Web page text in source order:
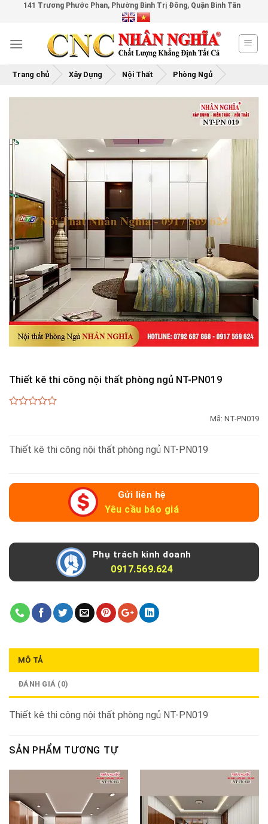
content
141 Trương Phước Phan, Phường Bình Trị Đông, Quận Bình Tân
Trang chủ Xây Dựng Nội Thất Phòng Ngủ
Thiết kê thi công nội thất phòng ngủ NT-PN019
5
Mã:NT-PN019
Thiết kê thi công nội thất phòng ngủ NT-PN019
Gửi liên hệ
Yêu cầu báo giá
Phụ trách kinh doanh
0917.569.624
MÔ TẢ
ĐÁNH GIÁ (0)
Thiết kê thi công nội thất phòng ngủ NT-PN019
SẢN PHẨM TƯƠNG TỰ